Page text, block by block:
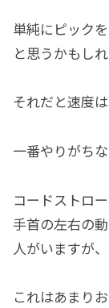
単純にピック
と思うかもしれ
それだと速度
一番やりがち
コードストロ
手首の左右の
人がいますが、
これはあまり